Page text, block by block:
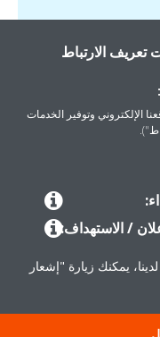
تعريف الارتباط
الإلكتروني وتوفير الخدمات
/ الاستهداف:
يمكنك زيارة "إشعار